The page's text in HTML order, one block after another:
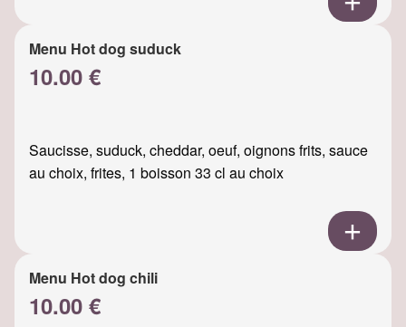
Menu Hot dog suduck
10.00 €
Saucisse, suduck, cheddar, oeuf, oignons frits, sauce
au choix, frites, 1 boisson 33 cl au choix
Menu Hot dog chili
10.00 €